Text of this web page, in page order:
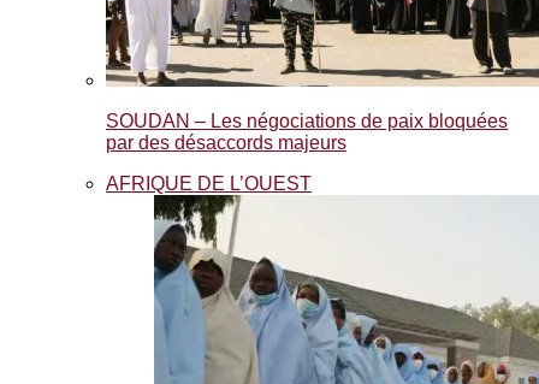
SOUDAN – Les négociations de paix bloquées
par des désaccords majeurs
AFRIQUE DE L’OUEST